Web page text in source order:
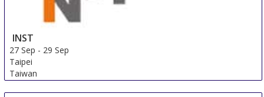
INST
27 Sep - 29 Sep
Taipei
Taiwan